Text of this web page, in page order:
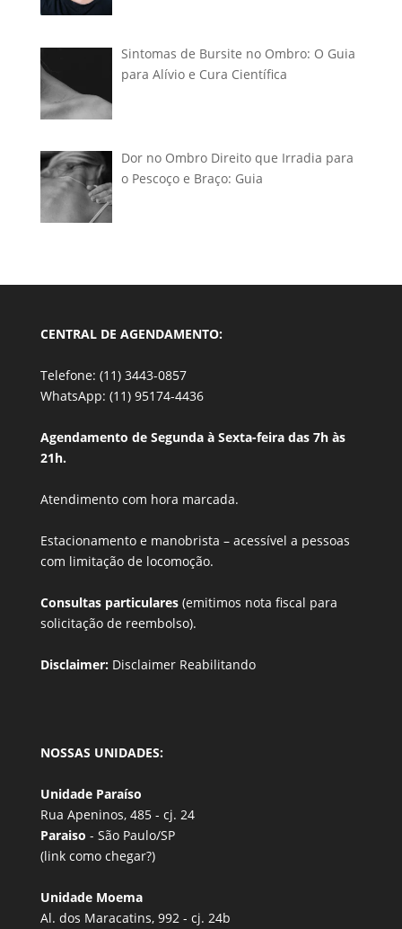
Sintomas de Bursite no Ombro: O Guia
para Alívio e Cura Científica
Dor no Ombro Direito que Irradia para
o Pescoço e Braço: Guia
CENTRAL DE AGENDAMENTO:
Telefone: (11) 3443-0857
WhatsApp: (11) 95174-4436
Agendamento de Segunda à Sexta-feira das 7h às
21h.
Atendimento com hora marcada.
Estacionamento e manobrista – acessível a pessoas
com limitação de locomoção.
Consultas particulares (emitimos nota fiscal para
solicitação de reembolso).
Disclaimer: Disclaimer Reabilitando
NOSSAS UNIDADES:
Unidade Paraíso
Rua Apeninos, 485 - cj. 24
Paraiso - São Paulo/SP
(link como chegar?)
Unidade Moema
Al. dos Maracatins, 992 - cj. 24b